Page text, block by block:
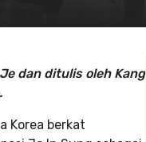
dan ditulis oleh Kang
Korea berkat